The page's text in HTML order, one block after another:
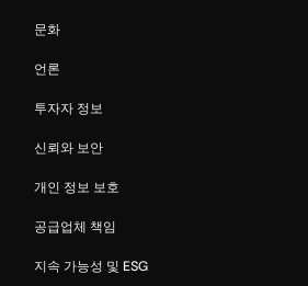
문화
언론
투자자 정보
신뢰와 보안
개인 정보 보호
공급업체 책임
지속 가능성 및 ESG